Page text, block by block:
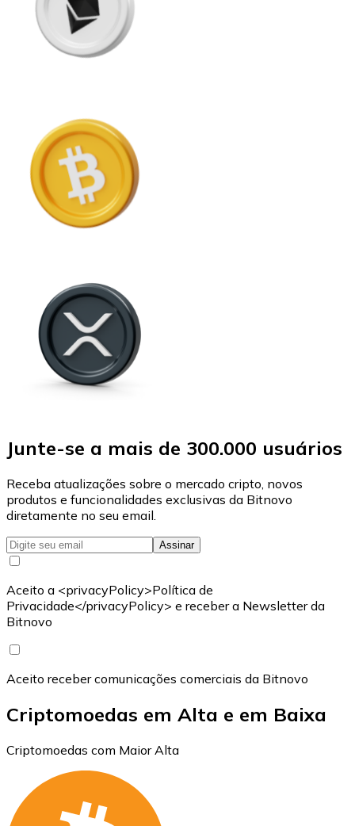
Junte-se a mais de 300.000 usuários
Receba atualizações sobre o mercado cripto, novos
produtos e funcionalidades exclusivas da Bitnovo
diretamente no seu email.
Assinar
Aceito a <privacyPolicy>Política de
Privacidade</privacyPolicy> e receber a Newsletter da
Bitnovo
Aceito receber comunicações comerciais da Bitnovo
Criptomoedas em Alta e em Baixa
Criptomoedas com Maior Alta